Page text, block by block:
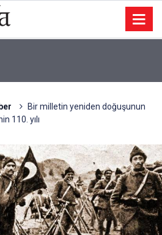
Bir milletin yeniden doğuşunun
110. yılı